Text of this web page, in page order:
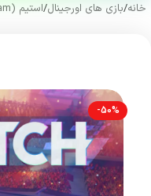
خانه/بازی های اورجینال/استیم (Steam)
-50%